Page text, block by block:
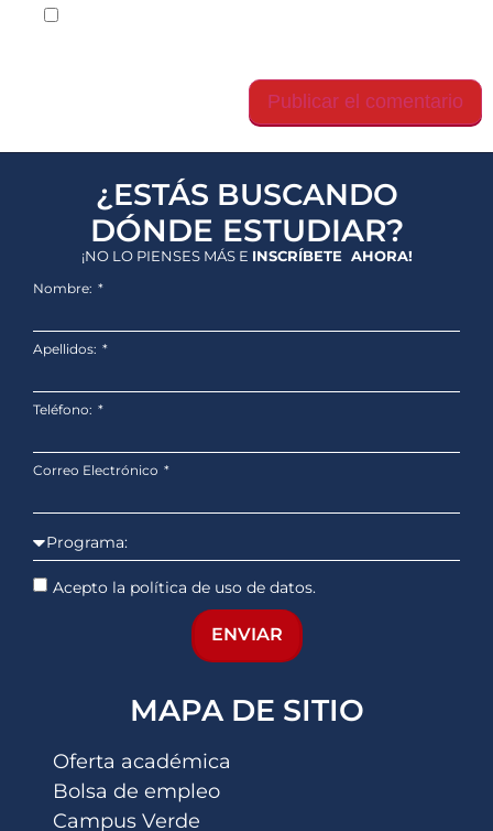
¿ESTÁS BUSCANDO
DÓNDE ESTUDIAR?
¡NO LO PIENSES MÁS E INSCRÍBETE AHORA!
Nombre:
Apellidos:
Teléfono:
Correo Electrónico
Acepto la política de uso de datos.
ENVIAR
MAPA DE SITIO
Oferta académica
Bolsa de empleo
Campus Verde